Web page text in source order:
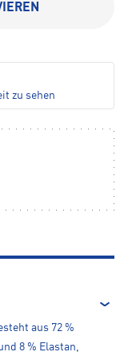
zu sehen
aus 72 %
8 % Elastan,